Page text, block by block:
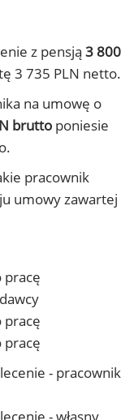
z pensją 3 800
3 735 PLN netto.
na umowę o
brutto poniesie
pracownik
umowy zawartej
pracę
pracę
pracę
- pracownik